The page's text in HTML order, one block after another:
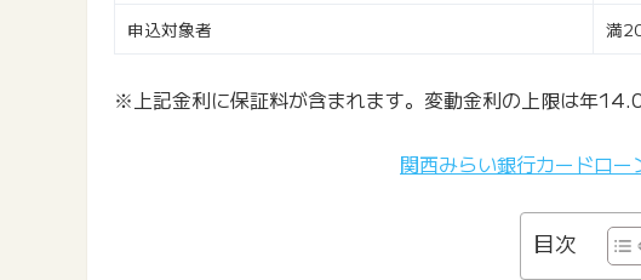
申込対象者 満
※上記金利に保証料が含まれます。変動金利の上限は年
関西みらい銀行カードロー
目次